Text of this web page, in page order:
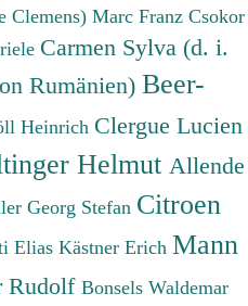
Clemens) Marc Franz Csokor
Carmen Sylva (d. i.
Rumänien) Beer-
Heinrich Clergue Lucien
Helmut Allende
Georg Stefan Citroen
Elias Kästner Erich Mann
Rudolf Bonsels Waldemar